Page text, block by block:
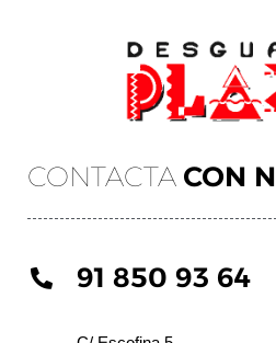
CONTACTA CON
91 850 93 64